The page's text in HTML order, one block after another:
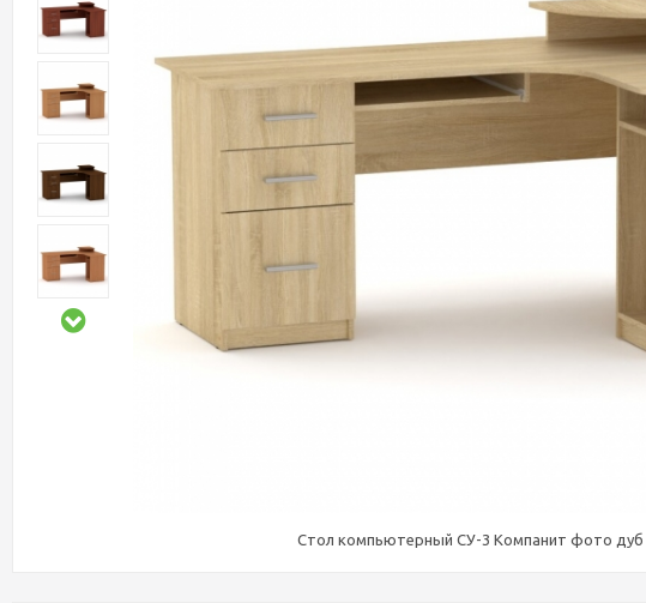
Стол компьютерный СУ-3 Компанит фото дуб